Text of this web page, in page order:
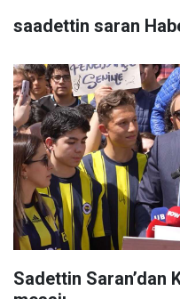
saadettin saran
Sadettin Saran’dan